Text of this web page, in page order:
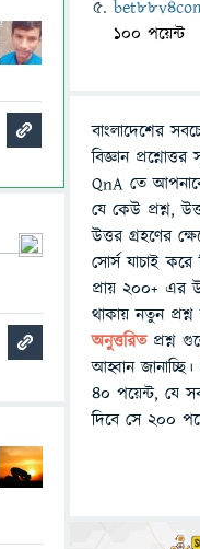
100 পয়েন্ট
বাংলাদেশের
বিজ্ঞান প্রশ্নোত্তর
QnA তে
যে কেউ প্রশ্ন,
উত্তর গ্রহণের
সোর্স যাচাই
প্রায় ২০০+
থাকায় নতুন
অনুত্তরিত প্রশ্ন
আহ্বান
৪০ পয়েন্ট, যে
দিবে সে ২০০